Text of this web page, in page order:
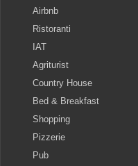
Airbnb
Ristoranti
IAT
Agriturist
Country House
Bed & Breakfast
Shopping
Pizzerie
Pub